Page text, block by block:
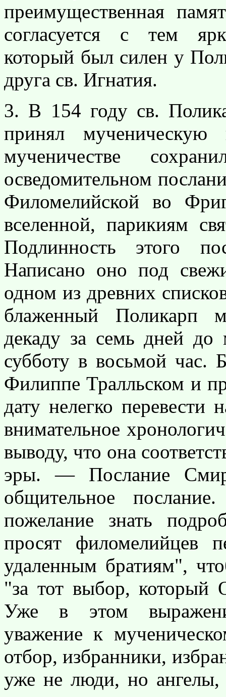
преимущественная
согласуется с тем
который был силен у
друга св. Игнатия.
3. В 154 году св.
принял
мученичестве
осведомительном
Филомелийской во
вселенной, парикиям
Подлинность этого
Написано оно под
одном из древних
блаженный Поликарп
декаду за семь дней до
субботу в восьмой час.
Филиппе Тралльском и
дату нелегко перевести
внимательное
выводу, что она
эры. — Послание
общительное
пожелание знать
просят филомелийцев
удаленным братиям",
"за тот выбор, который
Уже в этом
уважение к
отбор, избранники,
уже не люди, но